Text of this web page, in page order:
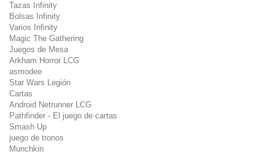
Tazas Infinity
Bolsas Infinity
Varios Infinity
Magic The Gathering
Juegos de Mesa
Arkham Horror LCG
asmodee
Star Wars Legión
Cartas
Android Netrunner LCG
Pathfinder - El juego de cartas
Smash Up
juego de tronos
Munchkin